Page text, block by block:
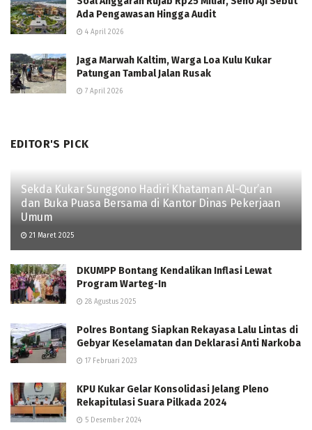
Ada Pengawasan Hingga Audit
4 April 2026
Jaga Marwah Kaltim, Warga Loa Kulu Kukar
Patungan Tambal Jalan Rusak
7 April 2026
EDITOR'S PICK
Sekda Kukar Sunggono Hadiri Khataman Al-Qur’an
dan Buka Puasa Bersama di Kantor Dinas Pekerjaan
Umum
21 Maret 2025
DKUMPP Bontang Kendalikan Inflasi Lewat
Program Warteg-In
28 Agustus 2025
Polres Bontang Siapkan Rekayasa Lalu Lintas di
Gebyar Keselamatan dan Deklarasi Anti Narkoba
17 Februari 2023
KPU Kukar Gelar Konsolidasi Jelang Pleno
Rekapitulasi Suara Pilkada 2024
5 Desember 2024